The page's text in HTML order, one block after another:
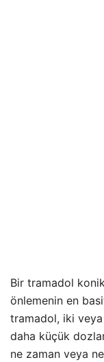
Bir tramadol
önlemenin en
tramadol, iki
daha küçük
ne zaman veya